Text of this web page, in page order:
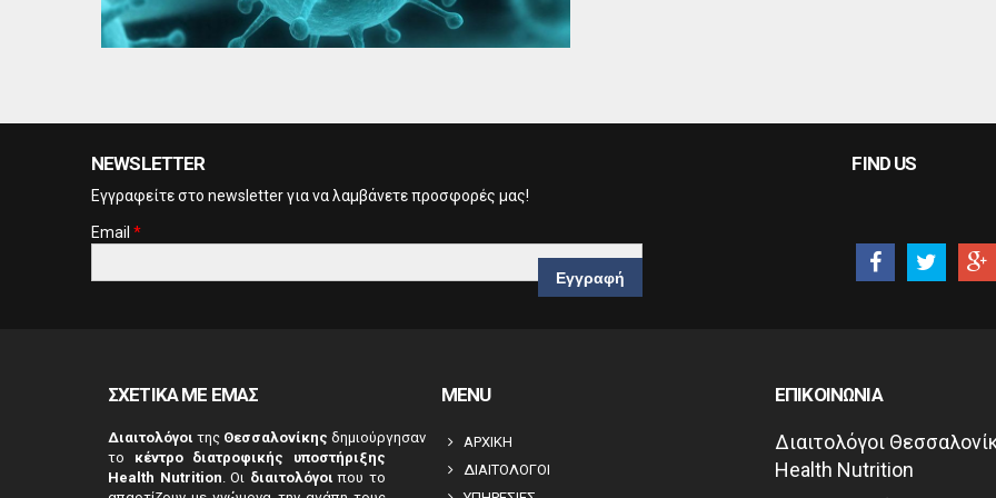
NEWSLETTER
Eγγραφείτε στο newsletter για να λαμβάνετε προσφορές μας!
Email *
whether or
human
visitor and to
prevent
FIND US
ΣΧΕΤΙΚΑ ΜΕ ΕΜΑΣ
Διαιτολόγοι της Θεσσαλονίκης δημιούργησαν
το κέντρο διατροφικής υποστήριξης
Health Nutrition. Οι διαιτολόγοι που το
MENU
ΑΡΧΙΚΗ
ΔΙΑΙΤΟΛΟΓΟΙ
ΕΠΙΚΟΙΝΩΝΙΑ
Διαιτολόγοι
Health Nutrition